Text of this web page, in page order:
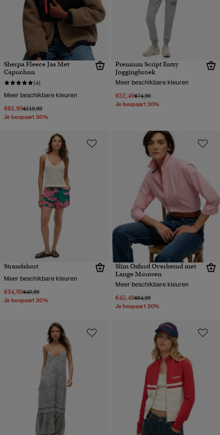
Sherpa Fleece Jas Met
Capuchon
(4)
Meer beschikbare kleuren
€83,99Prijs verlaagd van
€119,99naar
Je bespaart 30%
Premium Script Entry
Joggingbroek
Meer beschikbare kleuren
€52,49Prijs verlaagd van
€74,99naar
Je bespaart 30%
Strandshort
Meer beschikbare kleuren
€34,99Prijs verlaagd van
€49,99naar
Je bespaart 30%
Slim Oxford Overhemd met
Lange Mouwen
Meer beschikbare kleuren
€45,49Prijs verlaagd van
€64,99naar
Je bespaart 30%